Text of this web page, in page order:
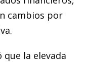
cambios por
que la elevada